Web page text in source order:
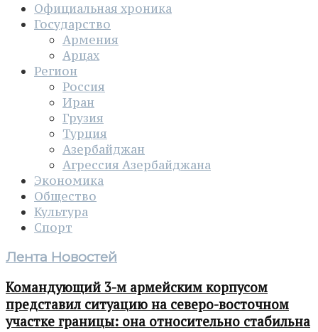
Официальная хроника
Государство
Армения
Арцах
Регион
Россия
Иран
Грузия
Турция
Азербайджан
Агрессия Азербайджана
Экономика
Общество
Культура
Спорт
Лента Новостей
Командующий 3-м армейским корпусом
представил ситуацию на северо-восточном
участке границы: она относительно стабильна